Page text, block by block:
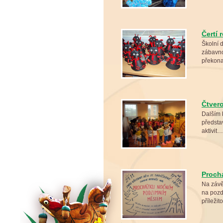
Čertí
Školní
Dalším
Na
na